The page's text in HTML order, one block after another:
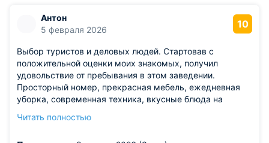
Антон
5 февраля 2026
10
Выбор туристов и деловых людей. Стартовав с
положительной оценки моих знакомых, получил
удовольствие от пребывания в этом заведении.
Просторный номер, прекрасная мебель, ежедневная
уборка, современная техника, вкусные блюда на
выбора. Буду рекомендовать другим гостям и
Читать полностью